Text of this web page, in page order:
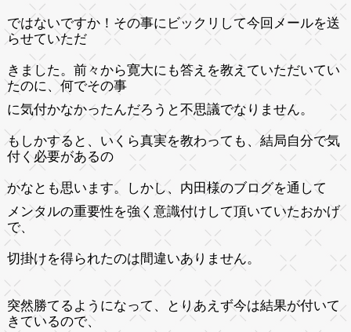
ではないですか！ その事にビックリして今回メールを送
らせていただ
きました。 前々から寛大にも答えを教えていただいてい
たのに、何でその事
に気付かなかったんだろうと不思議でなりません。
もしかすると、 いくら真実を教わっても、結局自分で気
付く必要があるの
かなとも思います。しかし、 内田様のブログを通して
メンタルの重要性を強く意識付けして頂いていたおかげ
で、
切掛けを得られたのは間違いありません。
突然勝てるようになって、
とりあえず今は結果が付いて
きているので、